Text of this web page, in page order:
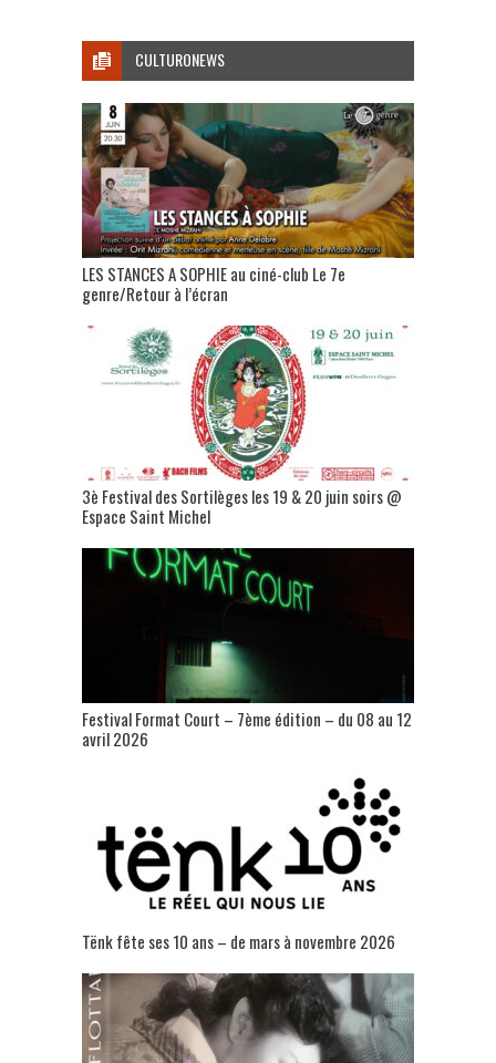
CULTURONEWS
LES STANCES A SOPHIE au ciné-club Le 7e
genre/Retour à l’écran
3è Festival des Sortilèges les 19 & 20 juin soirs @
Espace Saint Michel
Festival Format Court – 7ème édition – du 08 au 12
avril 2026
Tënk fête ses 10 ans – de mars à novembre 2026